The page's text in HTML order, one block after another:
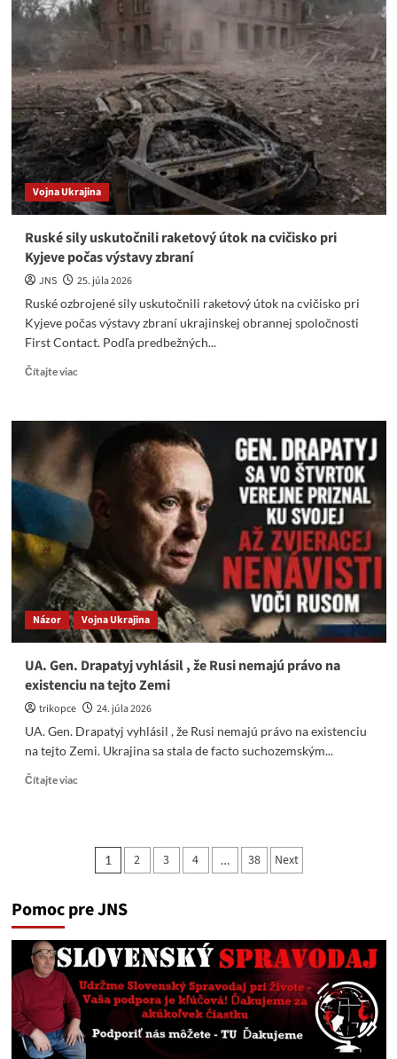
ostro
reaguje
európskych
lídrov:
„Vystrašili
ježka
holým
zadkom“
Vojna Ukrajina
Ruské sily uskutočnili raketový útok na cvičisko pri
Kyjeve počas výstavy zbraní
JNS
25. júla 2026
Ruské ozbrojené sily uskutočnili raketový útok na cvičisko pri
Kyjeve počas výstavy zbraní ukrajinskej obrannej spoločnosti
First Contact. Podľa predbežných...
Čítajte viacRead
Ruské
uskutočnili
útok
na
cvičisko
Kyjeve
počas
výstavy
zbraní
Názor Vojna Ukrajina
UA. Gen. Drapatyj vyhlásil , že Rusi nemajú právo na
existenciu na tejto Zemi
trikopce
24. júla 2026
UA. Gen. Drapatyj vyhlásil , že Rusi nemajú právo na existenciu
na tejto Zemi. Ukrajina sa stala de facto suchozemským...
Čítajte viacRead
Gen.
Drapatyj
že
nemajú
právo
na
existenciu
na
tejto
Zemi
Stránkovanie
1 2 3 4 … 38 Next
Pomoc pre JNS